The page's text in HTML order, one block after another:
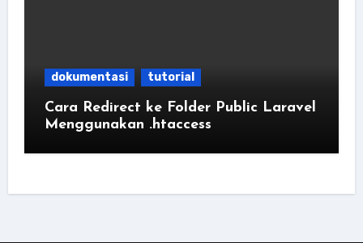
dokumentasi tutorial
Cara Redirect ke Folder Public Laravel
Menggunakan .htaccess